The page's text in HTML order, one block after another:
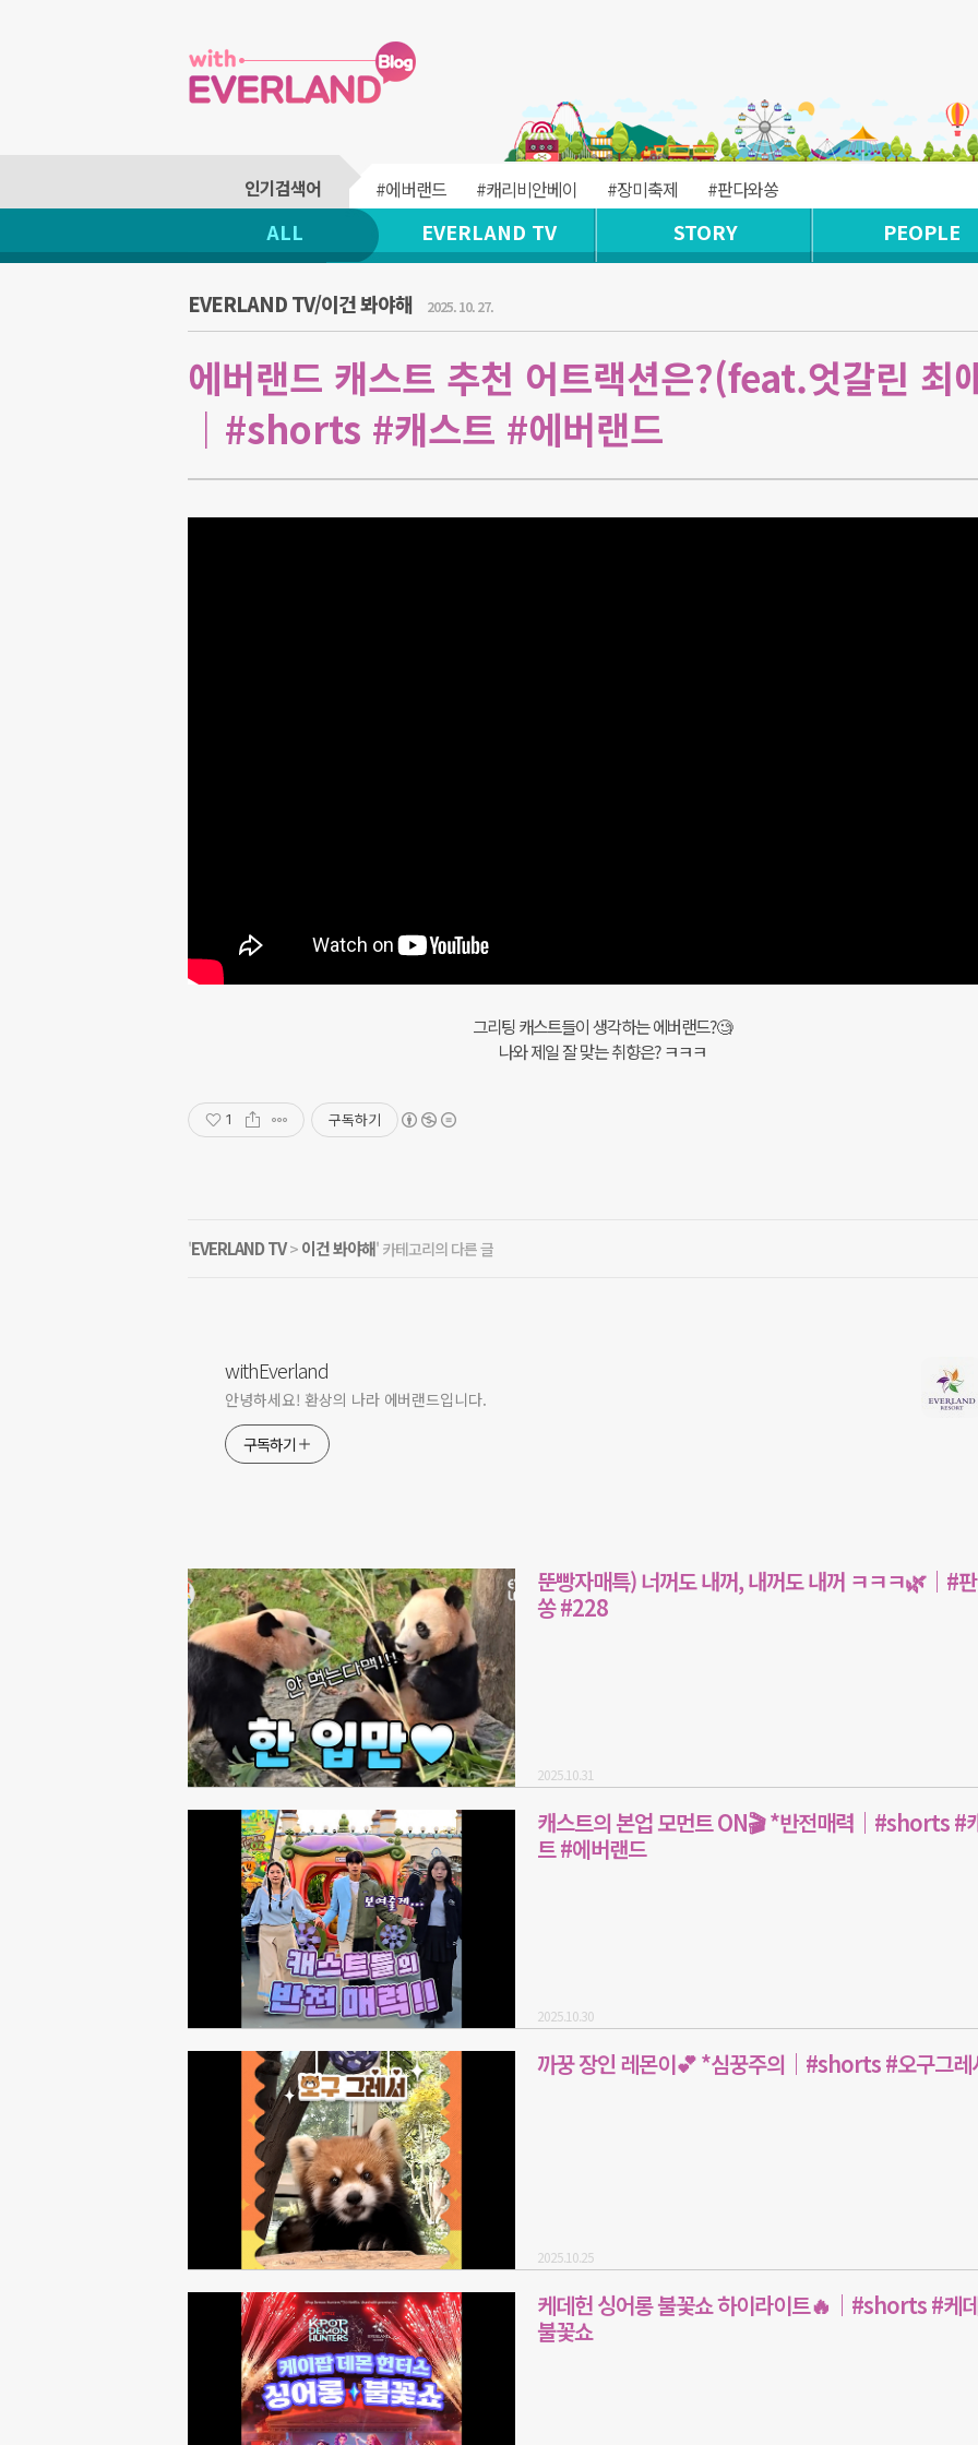
#에버랜드 #캐리비안베이 #장미축제 #판다와쏭
ALL EVERLAND TV STORY PEOPLE
EVERLAND TV/이건 봐야해 2025. 10. 27.
에버랜드 캐스트 추천 어트랙션은?(feat.엇갈린 최
｜#shorts #캐스트 #에버랜드
그리팅 캐스트들이 생각하는 에버랜드?🧐
나와 제일 잘 맞는 취향은? ㅋㅋㅋ
1 구독하기
'EVERLAND TV> 이건 봐야해' 카테고리의 다른 글
withEverland
안녕하세요! 환상의 나라 에버랜드입니다.
구독하기
뚠빵자매특) 너꺼도 내꺼, 내꺼도 내꺼 ㅋㅋㅋ🌿｜#
쏭 #228
2025.10.31
캐스트의 본업 모먼트 ON🎬 *반전매력｜#shorts #
트 #에버랜드
2025.10.30
까꿍 장인 레몬이💕 *심꿍주의｜#shorts #오구그레
2025.10.25
케데헌 싱어롱 불꽃쇼 하이라이트🔥｜#shorts #케
불꽃쇼